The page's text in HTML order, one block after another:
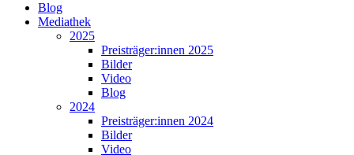
Blog
Mediathek
2025
Preisträger:innen 2025
Bilder
Video
Blog
2024
Preisträger:innen 2024
Bilder
Video